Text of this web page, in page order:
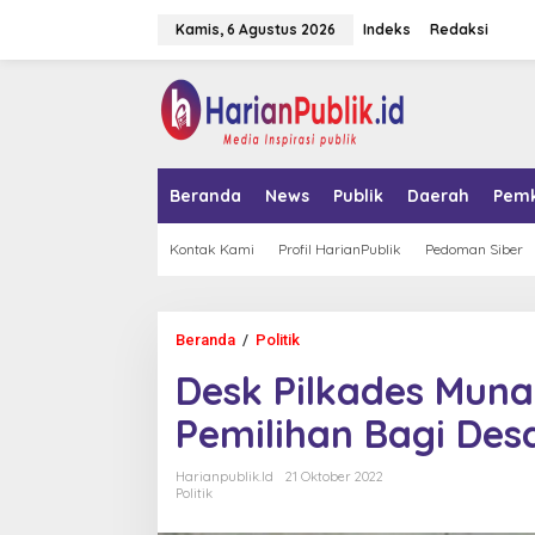
Kamis, 6 Agustus 2026 Indeks Redaksi
Beranda News Publik Daerah
Kontak Kami Profil HarianPublik Pedoman Siber
Beranda / Politik
s
k
P
i
l
Desk Pilkades
Pemilihan Bagi
Harianpublik.id
21 Oktober 2022
Politik